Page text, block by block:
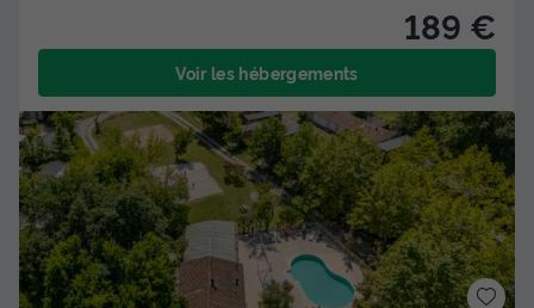
189 €
Voir les hébergements